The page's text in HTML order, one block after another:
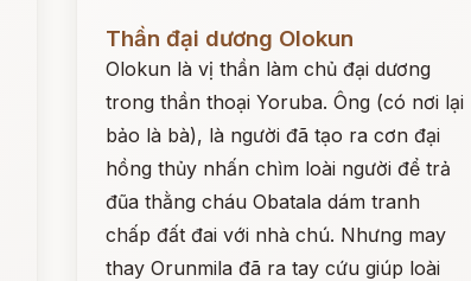
Đọc ngay
Thần đại dương Olokun
Olokun là vị thần làm chủ đại dương
trong thần thoại Yoruba. Ông (có nơi lại
bảo là bà), là người đã tạo ra cơn đại
hồng thủy nhấn chìm loài người để trả
đũa thằng cháu Obatala dám tranh
chấp đất đai với nhà chú. Nhưng may
thay Orunmila đã ra tay cứu giúp loài